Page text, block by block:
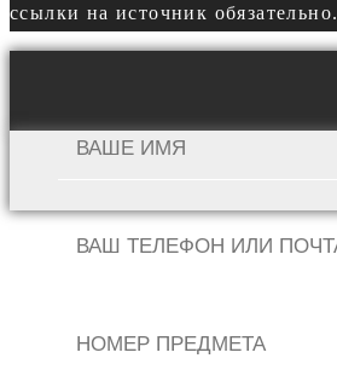
ссылки на источник обязательно.